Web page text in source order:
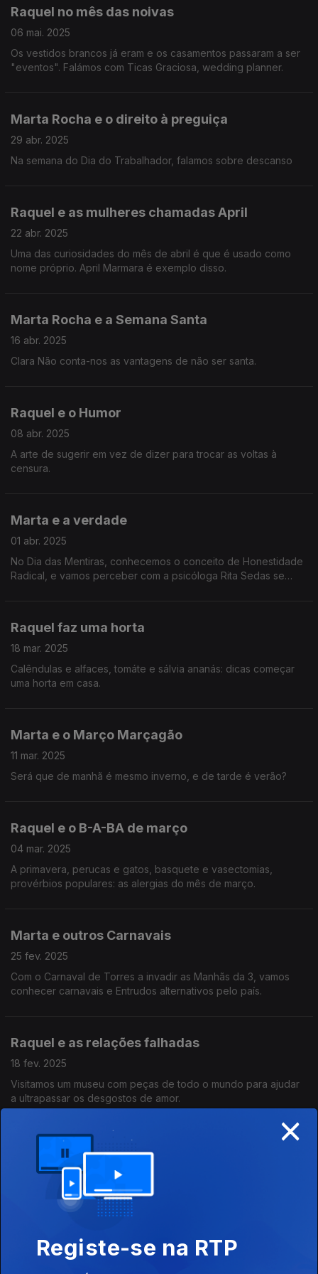
Raquel no mês das noivas
06 mai. 2025
Os vestidos brancos já eram e os casamentos passaram a ser
"eventos". Falámos com Ticas Graciosa, wedding planner.
Marta Rocha e o direito à preguiça
29 abr. 2025
Na semana do Dia do Trabalhador, falamos sobre descanso
Raquel e as mulheres chamadas April
22 abr. 2025
Uma das curiosidades do mês de abril é que é usado como
nome próprio. April Marmara é exemplo disso.
Marta Rocha e a Semana Santa
16 abr. 2025
Clara Não conta-nos as vantagens de não ser santa.
Raquel e o Humor
08 abr. 2025
A arte de sugerir em vez de dizer para trocar as voltas à
censura.
Marta e a verdade
01 abr. 2025
No Dia das Mentiras, conhecemos o conceito de Honestidade
Radical, e vamos perceber com a psicóloga Rita Sedas se
Raquel faz uma horta
18 mar. 2025
Calêndulas e alfaces, tomáte e sálvia ananás: dicas começar
uma horta em casa.
Marta e o Março Marçagão
11 mar. 2025
Será que de manhã é mesmo inverno, e de tarde é verão?
Raquel e o B-A-BA de março
04 mar. 2025
A primavera, perucas e gatos, basquete e vasectomias,
provérbios populares: as alergias do mês de março.
Marta e outros Carnavais
25 fev. 2025
Com o Carnaval de Torres a invadir as Manhãs da 3, vamos
conhecer carnavais e Entrudos alternativos pelo país.
Raquel e as relações falhadas
18 fev. 2025
Visitamos um museu com peças de todo o mundo para ajudar
a ultrapassar os desgostos de amor.
Marta e os corações partidos
11 fev. 2025
Na semana do Dia dos Namorados, falamos sobre o coração.
Literalmente.
Marta mais curta
×
Registe-se na RTP